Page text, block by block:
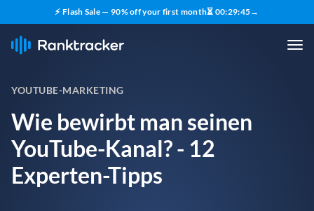
⚡ Flash Sale — 90% off your first month⏳ 00:29:43→
YOUTUBE-MARKETING
Wie bewirbt man seinen
YouTube-Kanal? - 12
Experten-Tipps